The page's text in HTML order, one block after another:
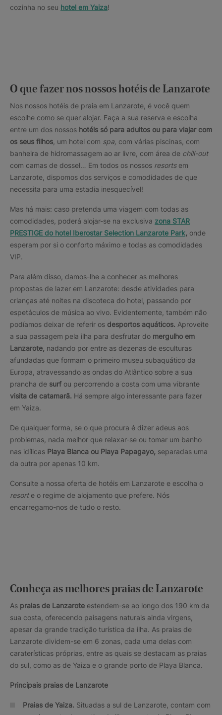
cozinha no seu hotel em Yaiza!
O que fazer nos nossos hotéis de Lanzarote
Nos nossos hotéis de praia em Lanzarote, é você quem
escolhe como se quer alojar. Faça a sua reserva e escolha
entre um dos nossos hotéis só para adultos ou para viajar com
os seus filhos , um hotel com spa, com várias piscinas, com
banheira de hidromassagem ao ar livre, com área de chill-out
com camas de dossel… Em todos os nossos resorts em
Lanzarote, dispomos dos serviços e comodidades de que
necessita para uma estadia inesquecível!
Mas há mais: caso pretenda uma viagem com todas as
comodidades, poderá alojar-se na exclusiva zona STAR
PRESTIGE do hotel Iberostar Selection Lanzarote Park, onde
esperam por si o conforto máximo e todas as comodidades
VIP.
Para além disso, damos-lhe a conhecer as melhores
propostas de lazer em Lanzarote: desde atividades para
crianças até noites na discoteca do hotel, passando por
espetáculos de música ao vivo. Evidentemente, também não
podíamos deixar de referir os desportos aquáticos. Aproveite
a sua passagem pela ilha para desfrutar do mergulho em
Lanzarote, nadando por entre as dezenas de esculturas
afundadas que formam o primeiro museu subaquático da
Europa, atravessando as ondas do Atlântico sobre a sua
prancha de surf ou percorrendo a costa com uma vibrante
visita de catamarã. Há sempre algo interessante para fazer
em Yaiza.
De qualquer forma, se o que procura é dizer adeus aos
problemas, nada melhor que relaxar-se ou tomar um banho
nas idílicas Playa Blanca ou Playa Papagayo, separadas uma
da outra por apenas 10 km.
Consulte a nossa oferta de hotéis em Lanzarote e escolha o
resort e o regime de alojamento que prefere. Nós
encarregamo-nos de tudo o resto.
Conheça as melhores praias de Lanzarote
As praias de Lanzarote estendem-se ao longo dos 190 km da
sua costa, oferecendo paisagens naturais ainda virgens,
apesar da grande tradição turística da ilha. As praias de
Lanzarote dividem-se em 6 zonas, cada uma delas com
caraterísticas próprias, entre as quais se destacam as praias
do sul, como as de Yaiza e o grande porto de Playa Blanca.
Principais praias de Lanzarote
Praias de Yaiza. Situadas a sul de Lanzarote, contam com